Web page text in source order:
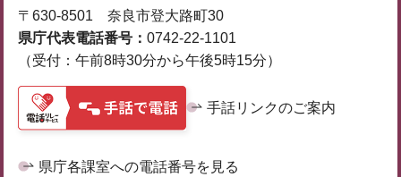
〒630-8501 奈良市登大路町30
県庁代表電話番号： 0742-22-1101
（受付：午前8時30分から午後5時15分）
手話リンクのご案内
県庁各課室への電話番号を見る